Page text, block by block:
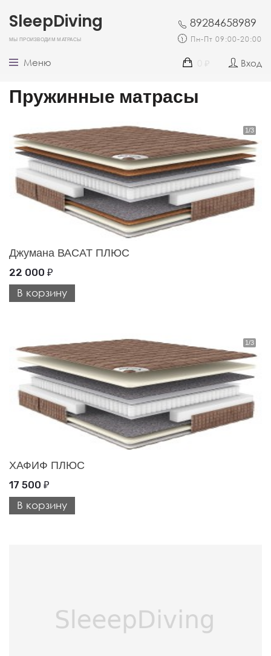
SleepDiving
Мы производим матрасы
89284658989
Пн-Пт 09:00-20:00
Меню Вход
Пружинные матрасы
Джумана ВАСАТ ПЛЮС
22 000 ₽
В корзину
ХАФИФ ПЛЮС
17 500 ₽
В корзину